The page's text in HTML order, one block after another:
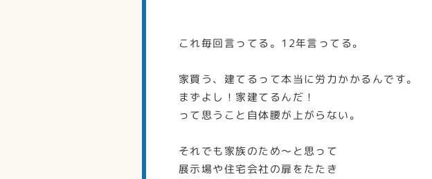
これ毎回言ってる。12年言ってる。
家買う、建てるって本当に労力かかるんです。
まずよし！家建てるんだ！
って思うこと自体腰が上がらない。
それでも家族のため～と思って
展示場や住宅会社の扉をたたき